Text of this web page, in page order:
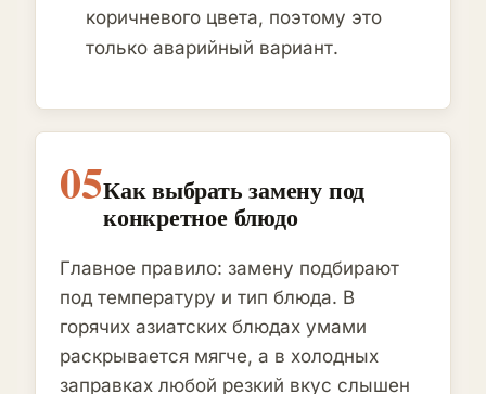
коричневого цвета, поэтому это
только аварийный вариант.
05Как выбрать замену под
конкретное блюдо
Главное правило: замену подбирают
под температуру и тип блюда. В
горячих азиатских блюдах умами
раскрывается мягче, а в холодных
заправках любой резкий вкус слышен